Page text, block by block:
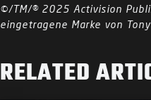
©/TM/® 2025 Activision
eingetragene Marke von
RELATED